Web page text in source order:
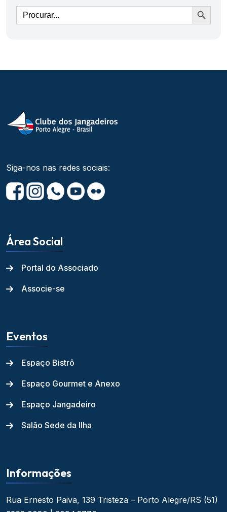
Ir
Siga-nos nas redes sociais:
Área Social
Portal do Associado
Associe-se
Eventos
Espaço Bistrô
Espaço Gourmet e Anexo
Espaço Jangadeiro
Salão Sede da Ilha
Informações
Rua Ernesto Paiva, 139 Tristeza – Porto Alegre/RS (51)